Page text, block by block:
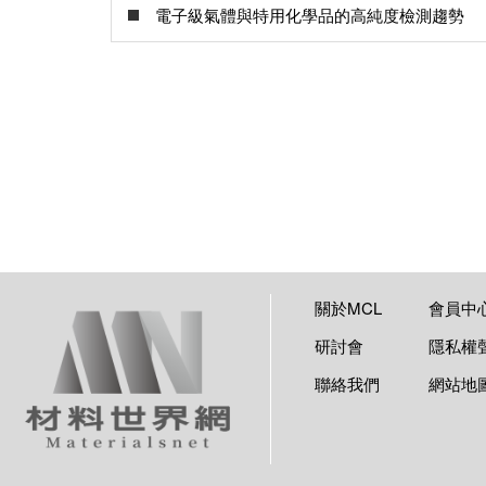
電子級氣體與特用化學品的高純度檢測趨勢
關於MCL
會員中
研討會
隱私權
聯絡我們
網站地